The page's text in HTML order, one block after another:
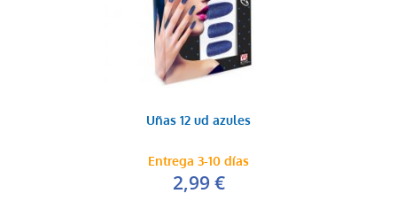
Uñas 12 ud azules
Entrega 3-10 días
2,99 €